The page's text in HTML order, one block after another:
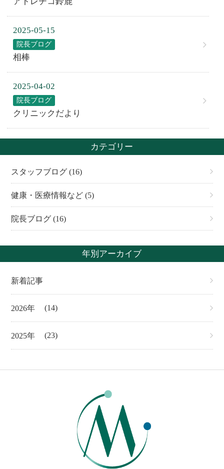
2025-05-15
院長ブログ
相棒
2025-04-02
院長ブログ
クリニックだより
カテゴリー
スタッフブログ (16)
健康・医療情報など (5)
院長ブログ (16)
年別アーカイブ
新着記事
2026 (14)
2025 (23)